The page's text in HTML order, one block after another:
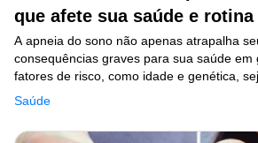
que afete sua saúde e rotina
Saúde
A apneia do sono não apenas atrapalha
consequências graves para sua saúde em
fatores de risco, como idade e genética,
podem ser controlados com mudanças no
e intervenção médica. Entender o que
ajudá-lo a tomar medidas proativas para